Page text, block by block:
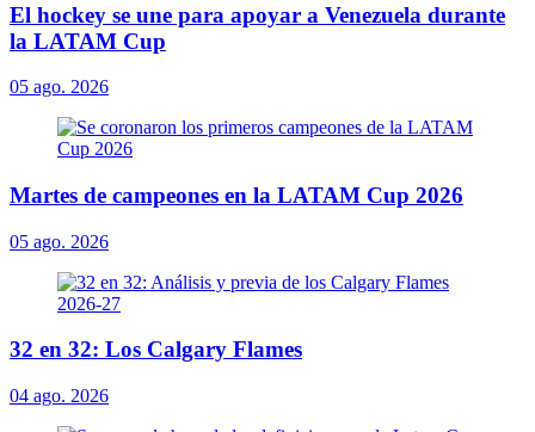
El hockey se une para apoyar a Venezuela durante
la LATAM Cup
05 ago. 2026
Martes de campeones en la LATAM Cup 2026
05 ago. 2026
32 en 32: Los Calgary Flames
04 ago. 2026